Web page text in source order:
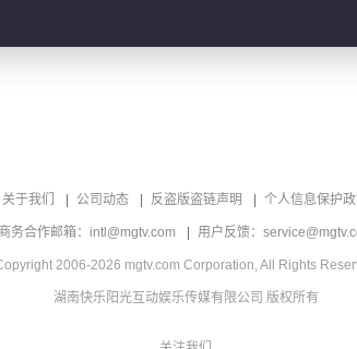
关于我们 公司动态 反盗版盗链声明 个人信息保护
商务合作邮箱：intl@mgtv.com 用户反馈：
2006-2026 mgtv.com Corporation, All Rights
湖南快乐阳光互动娱乐传媒有限公司 版权所有